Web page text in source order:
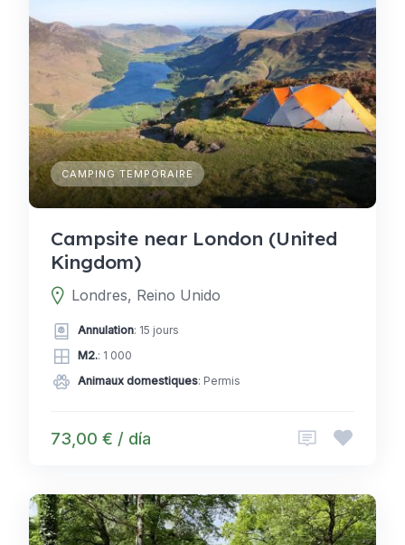
CAMPING TEMPORAIRE
Campsite near London (United
Kingdom)
Londres, Reino Unido
Annulation: 15 jours
M2.: 1 000
Animaux domestiques: Permis
73,00 € / día